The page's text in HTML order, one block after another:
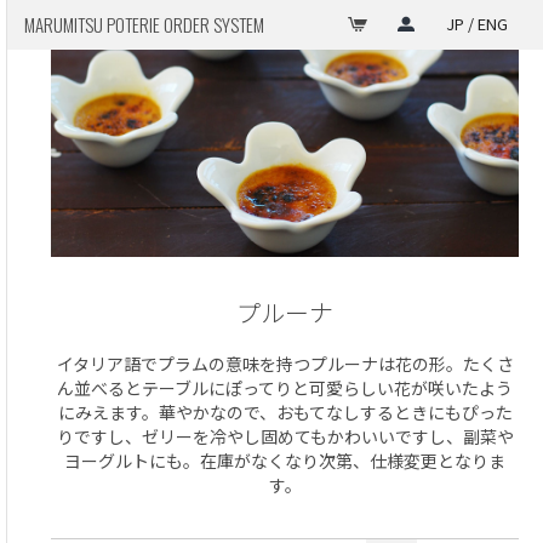
MARUMITSU POTERIE ORDER SYSTEM JP / ENG
プルーナ
イタリア語でプラムの意味を持つプルーナは花の形。たくさ
ん並べるとテーブルにぽってりと可愛らしい花が咲いたよう
にみえます。華やかなので、おもてなしするときにもぴった
りですし、ゼリーを冷やし固めてもかわいいですし、副菜や
ヨーグルトにも。在庫がなくなり次第、仕様変更となりま
す。